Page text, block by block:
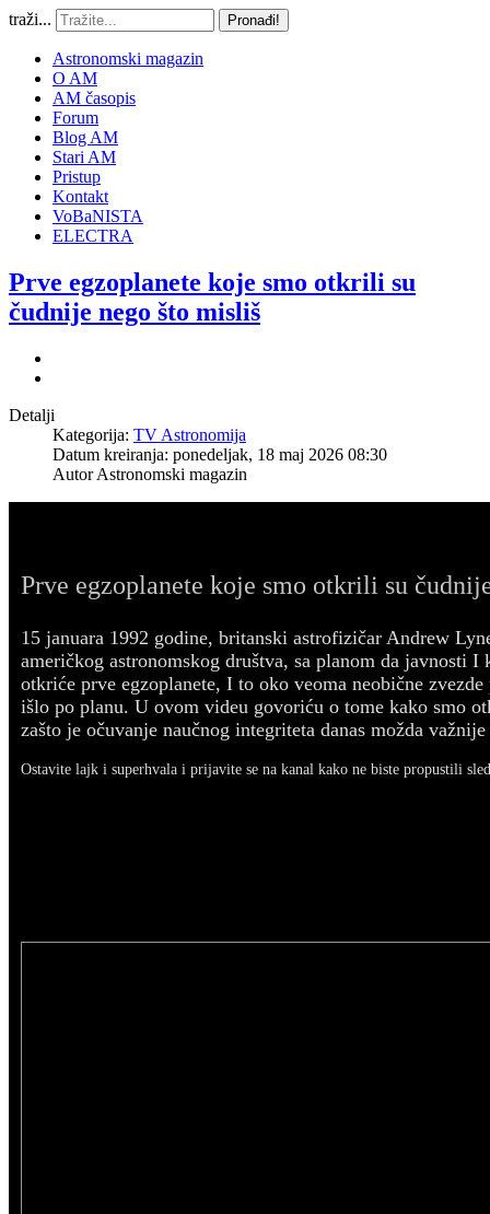
traži... Pronađi!
Astronomski magazin
O AM
AM časopis
Forum
Blog AM
Stari AM
Pristup
Kontakt
VoBaNISTA
ELECTRA
Prve egzoplanete koje smo otkrili su
čudnije nego što misliš
Detalji
Kategorija: TV Astronomija
Datum kreiranja: ponedeljak, 18 maj 2026 08:30
AutorAstronomski magazin
Prve egzoplanete koje smo otkrili su
15 januara 1992 godine, britanski astrofizičar Andrew
američkog astronomskog društva, sa planom da javnosti I
otkriće prve egzoplanete, I to oko veoma neobične
išlo po planu. U ovom videu govoriću o tome kako smo
zašto je očuvanje naučnog integriteta danas možda
Ostavite lajk i superhvala i prijavite se na kanal kako ne biste propustili